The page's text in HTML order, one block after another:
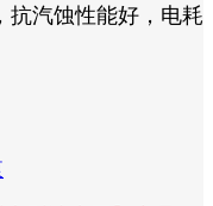
抗汽蚀性能好，电耗